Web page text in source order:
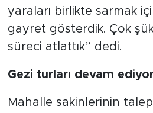
yaraları birlikte sarmak
gayret gösterdik. Çok
süreci atlattık” dedi.
Gezi turları devam
Mahalle sakinlerinin